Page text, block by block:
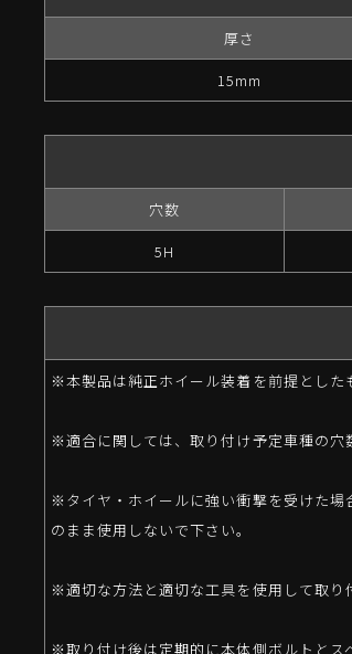
厚さ
15mm
穴数
5H
※本製品は純正ホイール装着を前提とした
※適合に関しては、取り付け予定車種の穴
※タイヤ・ホイールに強い衝撃を受けた場
のまま使用しないで下さい。
※適切な方法と適切な工具を使用して取り
※取り付け後は定期的に本体側ボルトとス